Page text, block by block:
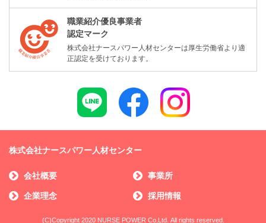
職業紹介優良事業者
認定マーク
株式会社ナースパワー人材センターは厚生労働省より適
正認定を受けております。
株式会社ナースパワー人材センター
会社概要 事業所
企業理念 採用情報
(C)Copyright 2020 NURSE POWER Co,Ltd. All rights reserved.